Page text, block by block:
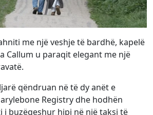
me një veshje të bardhë, kapelë
Callum u paraqit elegant me një
qëndruan në të dy anët e
Registry dhe hodhën
i buzëqeshur hipi në një taksi të